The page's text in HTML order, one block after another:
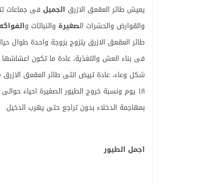
يعيش طائر العقعق الازرق الجميل فى جماعات
والقوارض والحشرات الصغيرة والنباتات والفواكه
طائر العقعق الازرق يتزوج بزوجة واحدة طوال
فى بناء العش والتغذية، عادة ما تكون
بمهاجمة الدخلاء بدون تراجع حتى يهرب الدخيل.
اجمل الطيور